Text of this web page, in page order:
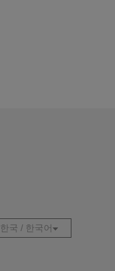
한국 / 한국어